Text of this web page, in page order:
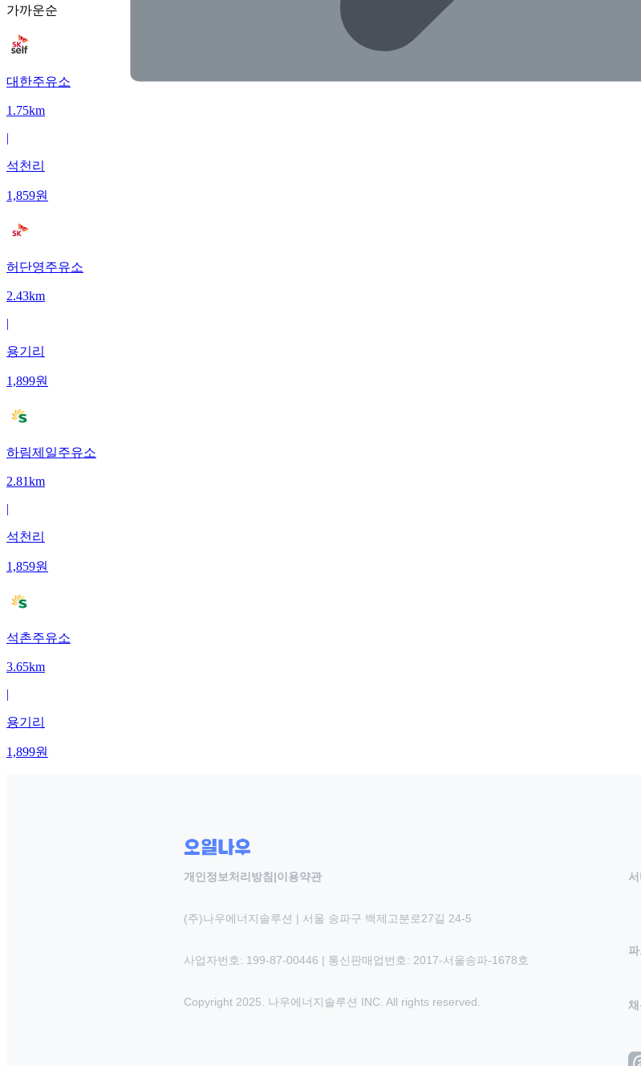
가까운순
대한주유소
1.75km
|
석천리
1,859원
허단영주유소
2.43km
|
용기리
1,899원
하림제일주유소
2.81km
|
석천리
1,859원
석촌주유소
3.65km
|
용기리
1,899원
개인정보처리방침 |이용약관
(주)나우에너지솔루션 | 서울 송파구 백제고분로27길 24-5
사업자번호: 199-87-00446 | 통신판매업번호: 2017-서울송파-1678호
Copyright 2025. 나우에너지솔루션 INC. All rights reserved.